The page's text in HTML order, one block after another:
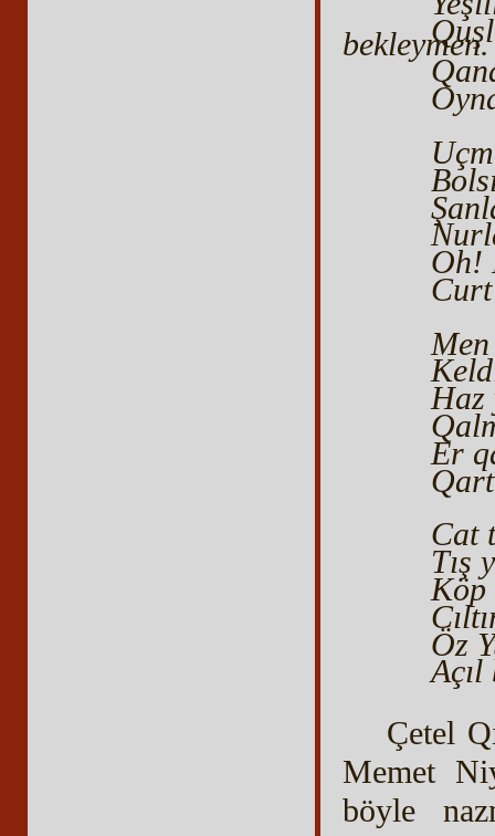
bekleymen.
Oh!
Haz
Er
Cat
Tış
Köp
Öz
Açıl
Çetel
Memet
böyle